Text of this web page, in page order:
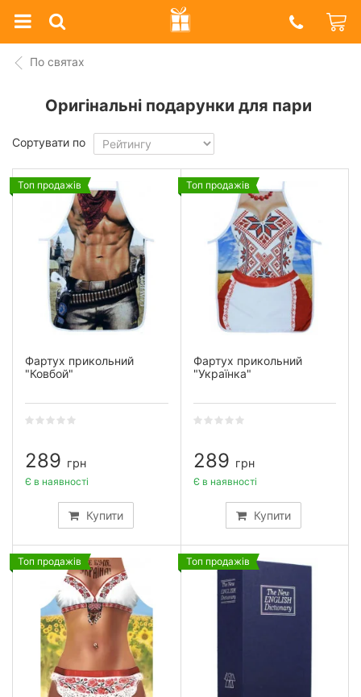
Prazdnik
Shop
По святах
Оригінальні подарунки для пари
Сортувати по
Топ продажів
Фартух прикольний
"Ковбой"
289 грн
Купити
Є в наявності
Топ продажів
Фартух прикольний
"Українка"
289 грн
Купити
Є в наявності
Топ продажів Топ продажів